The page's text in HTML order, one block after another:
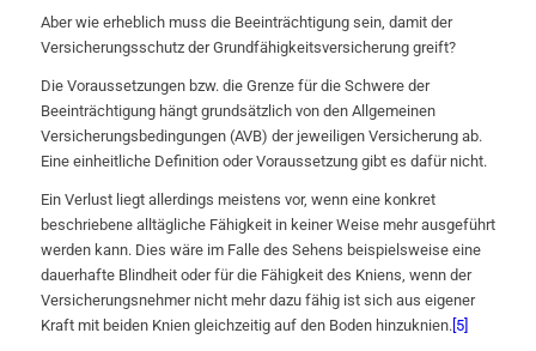
Aber wie erheblich muss die Beeinträchtigung sein, damit der
Versicherungsschutz der Grundfähigkeitsversicherung greift?
Die Voraussetzungen bzw. die Grenze für die Schwere der
Beeinträchtigung hängt grundsätzlich von den Allgemeinen
Versicherungsbedingungen (AVB) der jeweiligen Versicherung ab.
Eine einheitliche Definition oder Voraussetzung gibt es dafür nicht.
Ein Verlust liegt allerdings meistens vor, wenn eine konkret
beschriebene alltägliche Fähigkeit in keiner Weise mehr ausgeführt
werden kann. Dies wäre im Falle des Sehens beispielsweise eine
dauerhafte Blindheit oder für die Fähigkeit des Kniens, wenn der
Versicherungsnehmer nicht mehr dazu fähig ist sich aus eigener
Kraft mit beiden Knien gleichzeitig auf den Boden hinzuknien.[5]